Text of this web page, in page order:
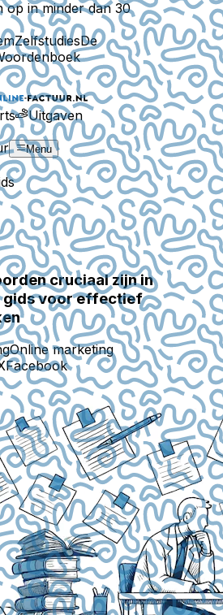
op in minder dan 30
ZelfstudiesDe
Uitgaven
Menu
cruciaal zijn in
gids voor effectief
Online marketing
Facebook